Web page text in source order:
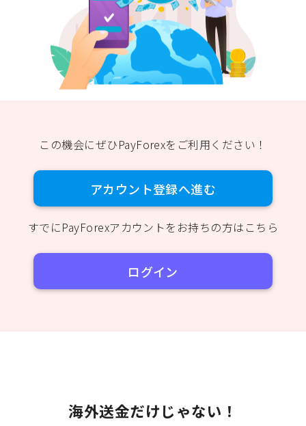
この機会にぜひPayForexをご利用ください！
すでにPayForexアカウントをお持ちの方はこちら
アカウント登録へ進む
ログイン
海外送金だけじゃない！